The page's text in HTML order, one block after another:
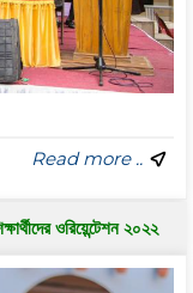
Read more ..
ওরিয়েন্টেশন ২০২২